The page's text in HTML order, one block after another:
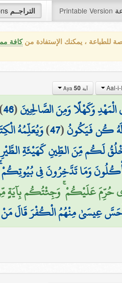
التراجــم Printable Version
للطباعة ، يمكنك الإستفادة منكافة
آية Aya 50
وَكَهْلًا وَمِنَ الصَّالِحِينَ(
46
)
لَهُ كُن فَيَكُونُ(
47
)وَيُعَلِّمُهُ
لَكُم مِّنَ الطِّينِ كَهَيْئَةِ الطَّيْرِ
وَمَا تَدَّخِرُونَ فِي
عَلَيْكُمْ ۚ وَجِئْتُكُم بِآيَةٍ مِّن
عِيسَىٰ مِنْهُمُ الْكُفْرَ قَالَ مَنْ